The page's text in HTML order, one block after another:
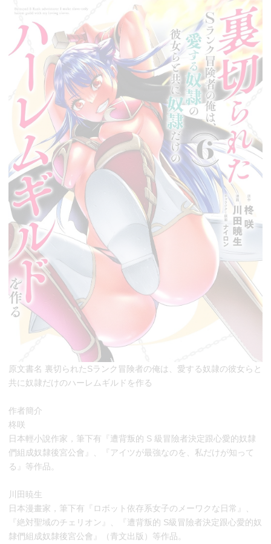
原文書名 裏切られたSランク冒険者の俺は、愛する奴隷の彼女らと
共に奴隷だけのハーレムギルドを作る
作者簡介
柊咲
日本輕小說作家，筆下有『遭背叛的 S 級冒險者決定跟心愛的奴隸
們組成奴隸後宮公會』、『アイツが最強なのを、私だけが知って
る』等作品。
川田暁生
日本漫畫家，筆下有『ロボット依存系女子のメーワクな日常』、
『絶対聖域のチェリオン』、『遭背叛的 S級冒險者決定跟心愛的奴
隸們組成奴隸後宮公會』（青文出版）等作品。